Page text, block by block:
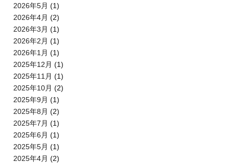
2026年5月 (1)
2026年4月 (2)
2026年3月 (1)
2026年2月 (1)
2026年1月 (1)
2025年12月 (1)
2025年11月 (1)
2025年10月 (2)
2025年9月 (1)
2025年8月 (2)
2025年7月 (1)
2025年6月 (1)
2025年5月 (1)
2025年4月 (2)